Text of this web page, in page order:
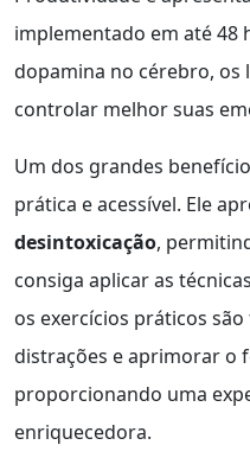
implementado em até 48
dopamina no cérebro,
controlar melhor suas
Um dos grandes
prática e acessível. Ele
desintoxicação,
consiga aplicar as
os exercícios práticos
distrações e aprimorar o
proporcionando uma
enriquecedora.